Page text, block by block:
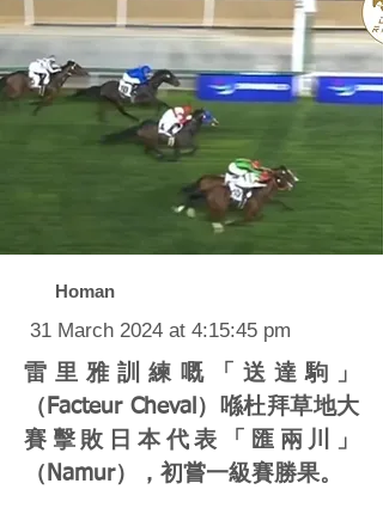
Homan
31 March 2024 at 4:15:45 pm
雷里雅訓練嘅「送達駒」
（Facteur Cheval）喺杜拜草地大
賽擊敗日本代表「匯兩川」
（Namur），初嘗一級賽勝果。